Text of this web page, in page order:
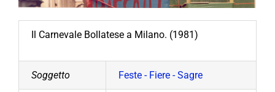
Il Carnevale Bollatese a Milano. (1981)
Soggetto Feste - Fiere - Sagre